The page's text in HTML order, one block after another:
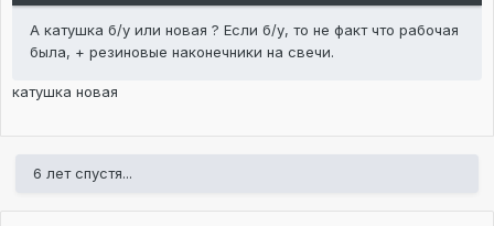
А катушка б/у или новая ? Если б/у, то не факт что рабочая
была, + резиновые наконечники на свечи.
катушка новая
6 лет спустя...